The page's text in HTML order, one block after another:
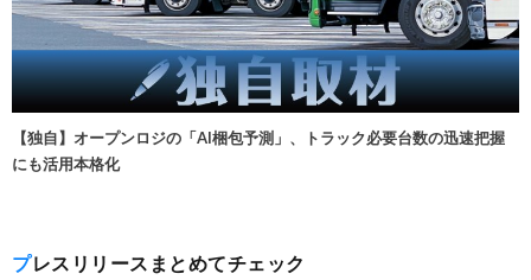
【独自】オープンロジの「AI梱包予測」、トラック必要台数の迅速把握
にも活用本格化
プレスリリースまとめてチェック